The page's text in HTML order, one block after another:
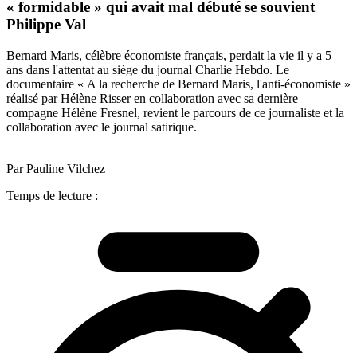
« formidable » qui avait mal débuté se souvient
Philippe Val
Bernard Maris, célèbre économiste français, perdait la vie il y a 5
ans dans l'attentat au siège du journal Charlie Hebdo. Le
documentaire « A la recherche de Bernard Maris, l'anti-économiste »
réalisé par Hélène Risser en collaboration avec sa dernière
compagne Hélène Fresnel, revient le parcours de ce journaliste et la
collaboration avec le journal satirique.
Par Pauline Vilchez
Temps de lecture :